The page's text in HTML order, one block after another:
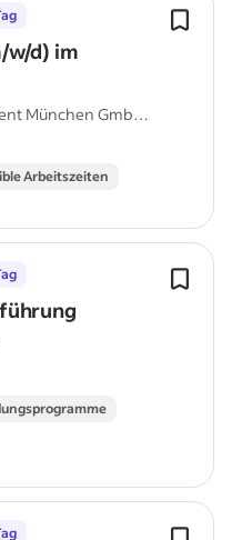
w/d) im
München GmbH
Arbeitszeiten